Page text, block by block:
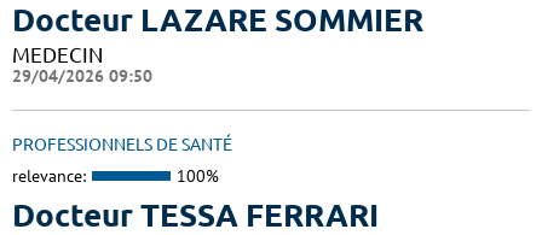
Docteur LAZARE SOMMIER
MEDECIN
29/04/2026 09:50
PROFESSIONNELS DE SANTÉ
relevance: 100%
Docteur TESSA FERRARI